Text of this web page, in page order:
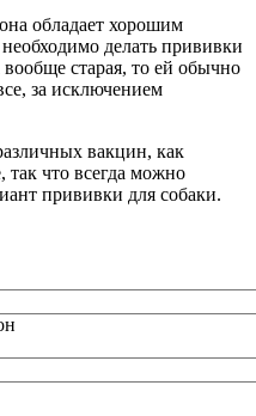
обладает хорошим
делать прививки
старая, то ей обычно
за исключением
вакцин, как
так что всегда можно
прививки для собаки.